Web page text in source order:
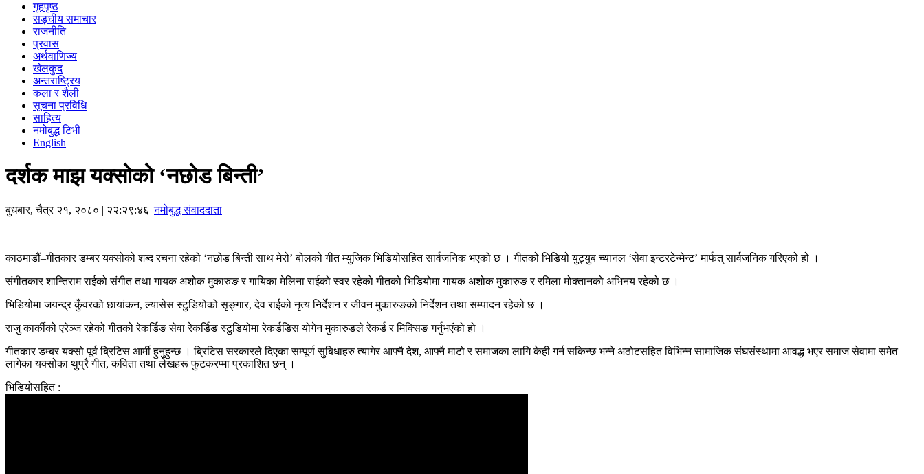
गृहपृष्ठ
सङ्घीय समाचार
राजनीति
प्रवास
अर्थवाणिज्य
खेलकुद
अन्तराष्ट्रिय
कला र शैली
सूचना प्रविधि
साहित्य
नमोबुद्ध टिभी
English
दर्शक माझ यक्सोको ‘नछोड बिन्ती’
बुधबार, चैत्र २१, २०८० | २२:२९:४६ |नमोबुद्ध संवाददाता
काठमाडौं–गीतकार डम्बर यक्सोको शब्द रचना रहेको ‘नछोड बिन्ती साथ मेरो’ बोलको गीत म्युजिक भिडियोसहित सार्वजनिक भएको छ । गीतको भिडियो युट्युब च्यानल ‘सेवा इन्टरटेन्मेन्ट’ मार्फत् सार्वजनिक गरिएको हो ।
संगीतकार शान्तिराम राईको संगीत तथा गायक अशोक मुकारुङ र गायिका मेलिना राईको स्वर रहेको गीतको भिडियोमा गायक अशोक मुकारुङ र रमिला मोक्तानको अभिनय रहेको छ ।
भिडियोमा जयन्द्र कुँवरको छायांकन, ल्यासेस स्टुडियोको सृङ्गार, देव राईको नृत्य निर्देशन र जीवन मुकारुङको निर्देशन तथा सम्पादन रहेको छ ।
राजु कार्कीको एरेञ्ज रहेको गीतको रेकर्डिङ सेवा रेकर्डिङ स्टुडियोमा रेकर्डडिस योगेन मुकारुङले रेकर्ड र मिक्सिङ गर्नुभएंको हो ।
गीतकार डम्बर यक्सो पूर्व ब्रिटिस आर्मी हुनुहुन्छ । ब्रिटिस सरकारले दिएका सम्पूर्ण सुबिधाहरु त्यागेर आफ्नै देश, आफ्नै माटो र समाजका लागि केही गर्न सकिन्छ भन्ने अठोटसहित विभिन्न सामाजिक संघसंस्थामा आवद्ध भएर समाज सेवामा समेत
लागेका यक्सोका थुप्रै गीत, कविता तथा लेखहरू फुटकरप्मा प्रकाशित छन् ।
भिडियोसहित :